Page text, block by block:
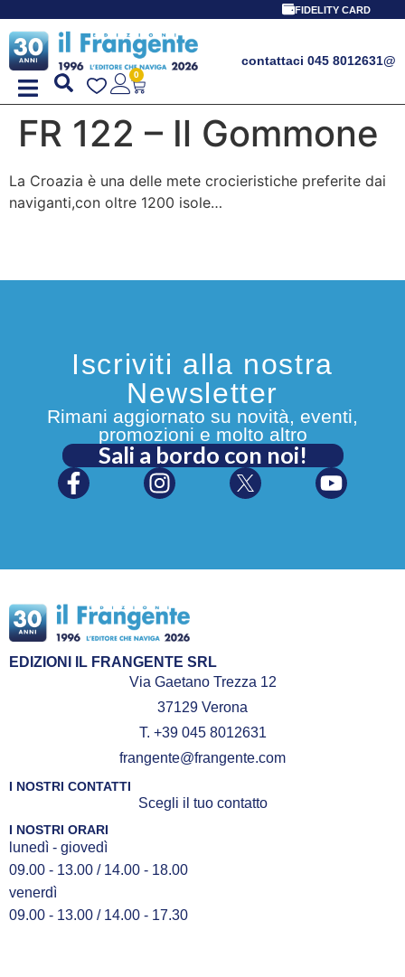
FIDELITY CARD
contattaci 045 8012631@
0
FR 122 – Il Gommone
La Croazia è una delle mete crocieristiche preferite dai
naviganti,con oltre 1200 isole…
Iscriviti alla nostra
Newsletter
Rimani aggiornato su novità, eventi,
promozioni e molto altro
Sali a bordo con noi!
EDIZIONI IL FRANGENTE SRL
Via Gaetano Trezza 12
37129 Verona
T. +39 045 8012631
frangente@frangente.com
I NOSTRI CONTATTI
Scegli il tuo contatto
I NOSTRI ORARI
lunedì - giovedì
09.00 - 13.00 / 14.00 - 18.00
venerdì
09.00 - 13.00 / 14.00 - 17.30